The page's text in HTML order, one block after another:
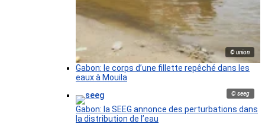
© union
Gabon: le corps d’une fillette repêché dans les
eaux à Mouila
© seeg
Gabon: la SEEG annonce des perturbations dans
la distribution de l’eau